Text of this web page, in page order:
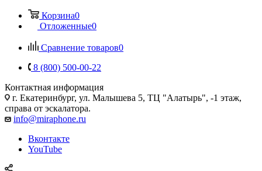
Корзина0
Отложенные0
Сравнение товаров0
8 (800) 500-00-22
Контактная информация
г. Екатеринбург, ул. Малышева 5, ТЦ "Алатырь", -1 этаж,
справа от эскалатора.
info@miraphone.ru
Вконтакте
YouTube